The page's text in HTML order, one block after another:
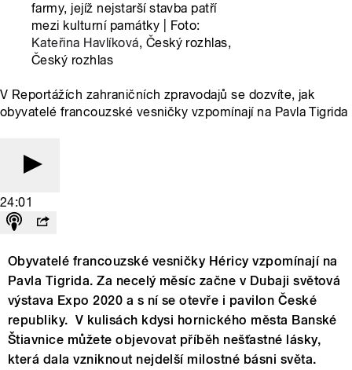
farmy, jejíž nejstarší stavba patří
mezi kulturní památky | Foto:
Kateřina Havlíková, Český rozhlas,
Český rozhlas
V Reportážích zahraničních zpravodajů se dozvíte, jak
obyvatelé francouzské vesničky vzpomínají na Pavla Tigrida
24:01
Obyvatelé francouzské vesničky Héricy vzpomínají na
Pavla Tigrida. Za necelý měsíc začne v Dubaji světová
výstava Expo 2020 a s ní se otevře i pavilon České
republiky. V kulisách kdysi hornického města Banské
Štiavnice můžete objevovat příběh nešťastné lásky,
která dala vzniknout nejdelší milostné básni světa.